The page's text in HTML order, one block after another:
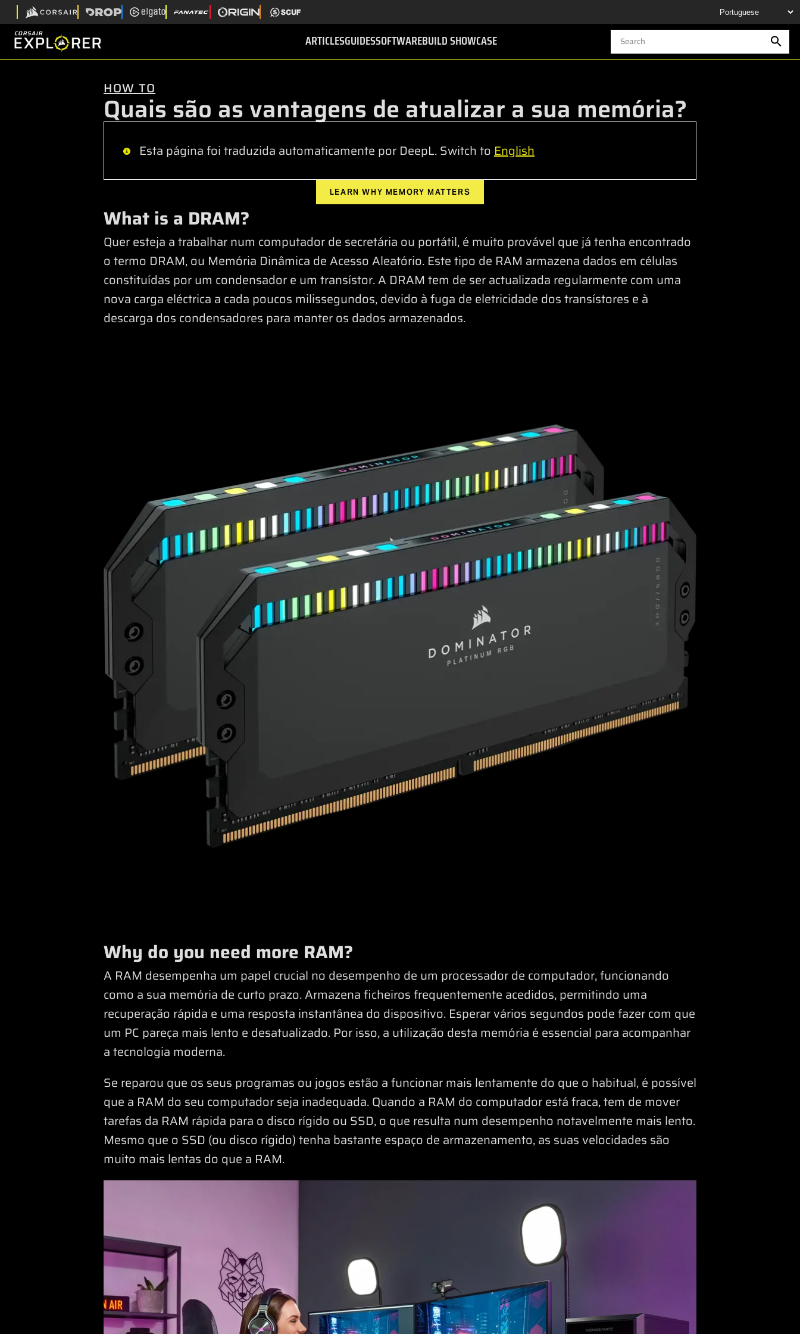
ARTICLESGUIDESSOFTWAREBUILD SHOWCASE
HOW TO
Quais são as vantagens de atualizar a sua memória?
Esta página foi traduzida automaticamente por DeepL. Switch toEnglish
LEARN WHY MEMORY MATTERS
What is a DRAM?
Quer esteja a trabalhar num computador de secretária ou portátil, é muito provável que já tenha encontrado
o termo DRAM, ou Memória Dinâmica de Acesso Aleatório. Este tipo de RAM armazena dados em células
constituídas por um condensador e um transístor. A DRAM tem de ser actualizada regularmente com uma
nova carga eléctrica a cada poucos milissegundos, devido à fuga de eletricidade dos transístores e à
descarga dos condensadores para manter os dados armazenados.
Why do you need more RAM?
A RAM desempenha um papel crucial no desempenho de um processador de computador, funcionando
como a sua memória de curto prazo. Armazena ficheiros frequentemente acedidos, permitindo uma
recuperação rápida e uma resposta instantânea do dispositivo. Esperar vários segundos pode fazer com que
um PC pareça mais lento e desatualizado. Por isso, a utilização desta memória é essencial para acompanhar
a tecnologia moderna.
Se reparou que os seus programas ou jogos estão a funcionar mais lentamente do que o habitual, é possível
que a RAM do seu computador seja inadequada. Quando a RAM do computador está fraca, tem de mover
tarefas da RAM rápida para o disco rígido ou SSD, o que resulta num desempenho notavelmente mais lento.
Mesmo que o SSD (ou disco rígido) tenha bastante espaço de armazenamento, as suas velocidades são
muito mais lentas do que a RAM.